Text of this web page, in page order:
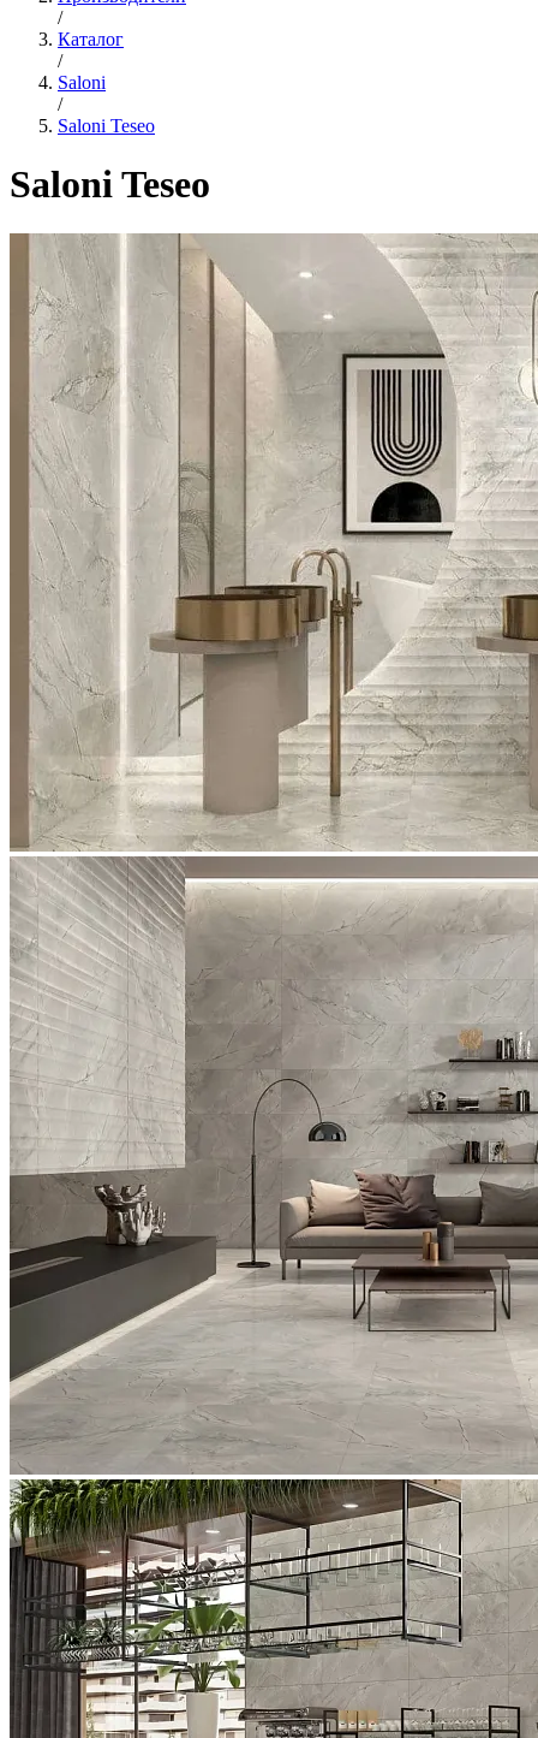
/
Каталог
/
Saloni
/
Saloni Teseo
Saloni Teseo